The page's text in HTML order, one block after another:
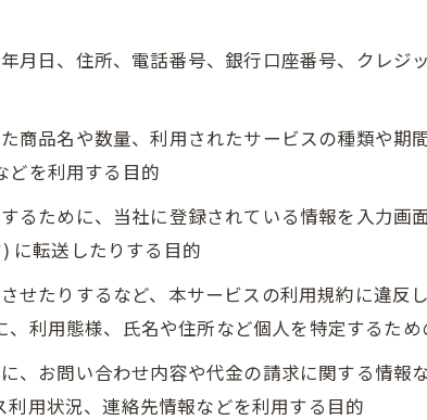
月日、住所、電話番号、銀行口座番号、クレ
商品名や数量、利用されたサービスの種類や期
どを利用する目的
るために、当社に登録されている情報を入力画
に転送したりする目的
せたりするなど、本サービスの利用規約に違反
利用態様、氏名や住所など個人を特定するた
、お問い合わせ内容や代金の請求に関する情報
用状況、連絡先情報などを利用する目的